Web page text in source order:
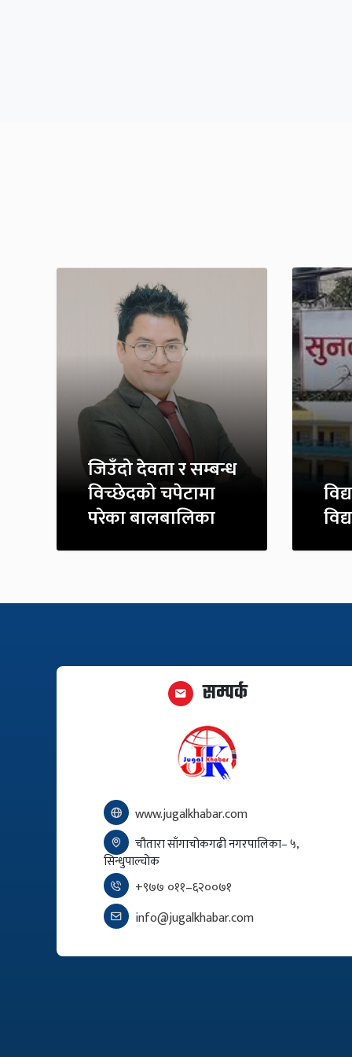
जिउँदो देवता र सम्बन्ध
विच्छेदको चपेटामा
परेका बालबालिका
सम्पर्क
www.jugalkhabar.com
चौतारा साँगाचोकगढी नगरपालिका– ५,
सिन्धुपाल्चोक
+९७७ ०११–६२००७१
info@jugalkhabar.com